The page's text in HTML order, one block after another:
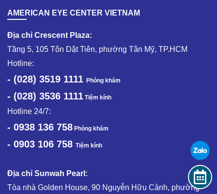
AMERICAN EYE CENTER VIETNAM
Địa chỉ Crescent Plaza:
Tầng 5, 105 Tôn Dật Tiên, phường Tân Mỹ, TP.HCM
Hotline:
- (028) 3519 1111 Phòng khám
- (028) 3536 1111 Tiệm kính
Hotline 24/7:
- 0938 136 758 Phòng khám
- 0903 106 758 Tiệm kính
Địa chỉ Sunwah Pearl:
Tòa nhà Golden House, 90 Nguyễn Hữu Cảnh, phường